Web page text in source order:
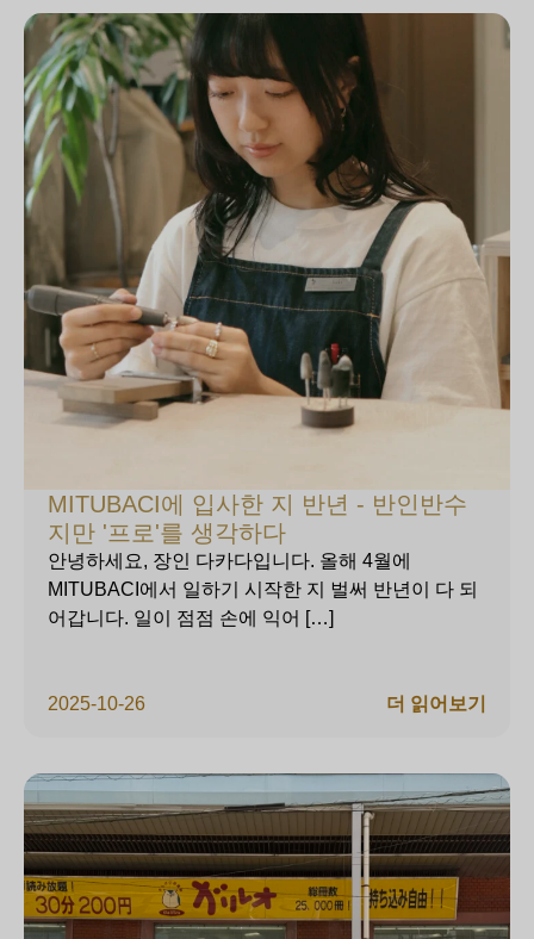
MITUBACI에 입사한 지 반년 - 반인반수
지만 '프로'를 생각하다
2025-10-26
안녕하세요, 장인 다카다입니다. 올해 4월에
MITUBACI에서 일하기 시작한 지 벌써 반년이 다 되
어갑니다. 일이 점점 손에 익어 […]
더 읽어보기